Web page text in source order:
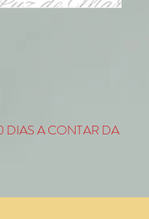
A CONTAR DA